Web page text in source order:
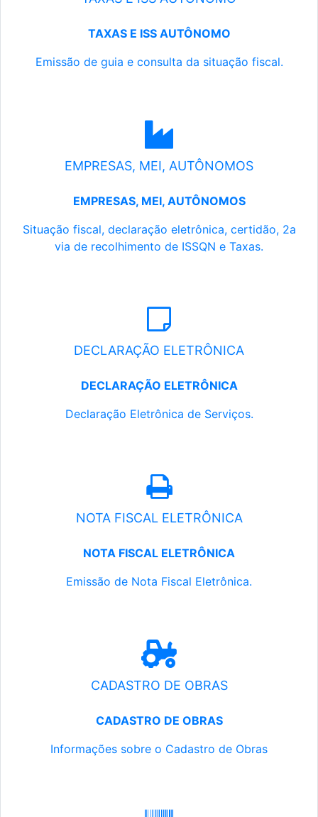
TAXAS E ISS AUTÔNOMO
Emissão de guia e consulta da situação fiscal.
EMPRESAS, MEI, AUTÔNOMOS
EMPRESAS, MEI, AUTÔNOMOS
Situação fiscal, declaração eletrônica, certidão, 2a
via de recolhimento de ISSQN e Taxas.
DECLARAÇÃO ELETRÔNICA
DECLARAÇÃO ELETRÔNICA
Declaração Eletrônica de Serviços.
NOTA FISCAL ELETRÔNICA
NOTA FISCAL ELETRÔNICA
Emissão de Nota Fiscal Eletrônica.
CADASTRO DE OBRAS
CADASTRO DE OBRAS
Informações sobre o Cadastro de Obras